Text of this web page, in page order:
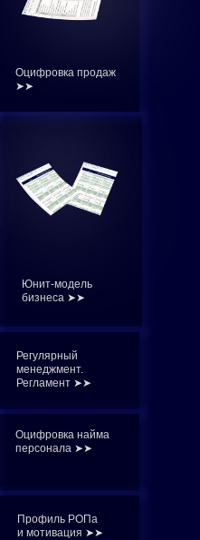
Юнит-модель
бизнеса ➤➤
Оцифровка найма
персонала ➤➤
Регулярный
менеджмент.
Регламент ➤➤
Профиль РОПа
и мотивация ➤➤
Оцифровка продаж
➤➤